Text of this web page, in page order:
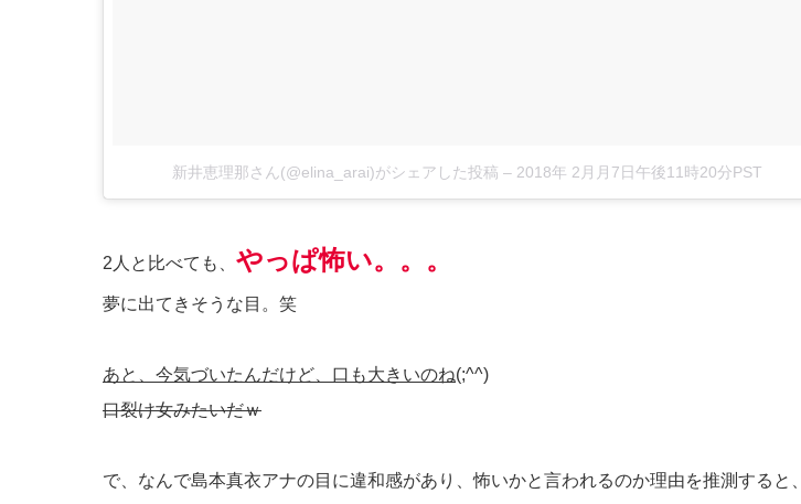
新井恵理那さん(@elina_arai)がシェアした投稿 – 2018年 2月月7日午後11時20分PST
2人と比べても、 やっぱ怖い。。。
夢に出てきそうな目。笑
あと、今気づいたんだけど、口も大きいのね(;^^)
口裂け女みたいだｗ
で、なんで島本真衣アナの目に違和感があり、怖いかと言われるのか理由を推測すると、